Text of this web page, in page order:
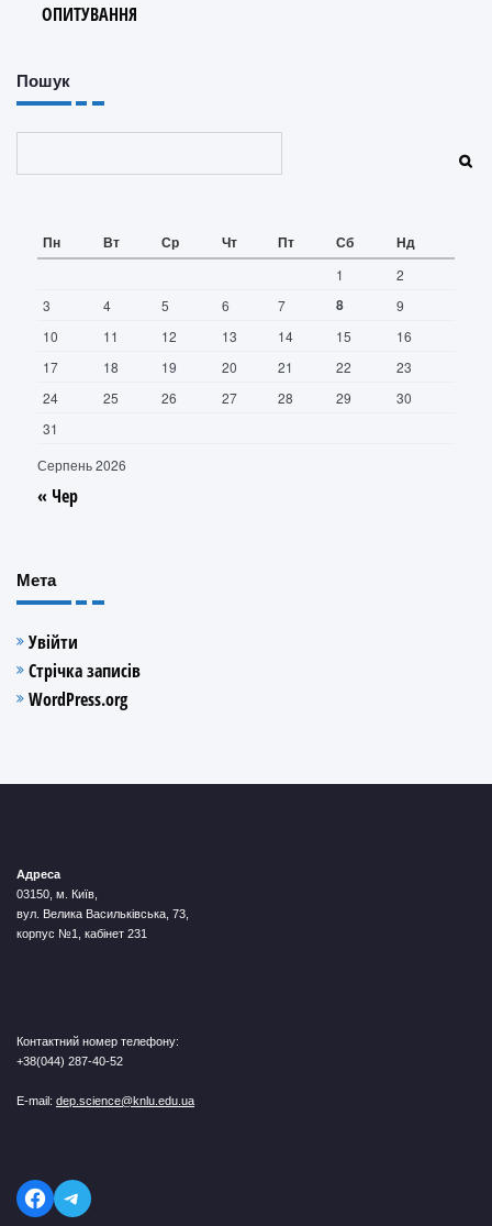
ОПИТУВАННЯ
Пошук
Серпень 2026
Пн Вт Ср Чт Пт Сб Нд
1
2
3
4 5 6 7 8
9
10
11 12 13 14 15
16
17
18 19 20 21 22
23
24
25 26 27 28 29
30
31
« Чер
Мета
Увійти
Стрічка записів
WordPress.org
Адреса
03150, м. Київ,
вул. Велика Васильківська, 73,
корпус №1, кабінет 231
Контактний номер телефону:
+38(044) 287-40-52
E-mail: dep.science@knlu.edu.ua
Telegram